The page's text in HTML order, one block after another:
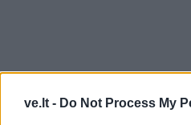
ve.lt - Do Not Process My